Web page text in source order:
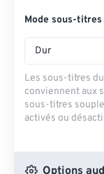
Mode sous-titres
Dur
Les sous-titres
conviennent aux
sous-titres
activés ou
Options